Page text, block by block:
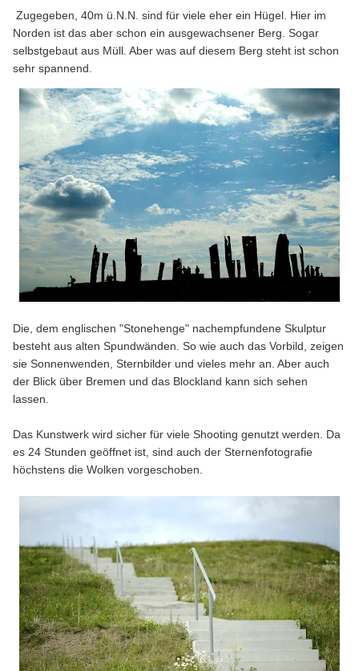
Zugegeben, 40m ü.N.N. sind für viele eher ein Hügel. Hier im
Norden ist das aber schon ein ausgewachsener Berg. Sogar
selbstgebaut aus Müll. Aber was auf diesem Berg steht ist schon
sehr spannend.
Die, dem englischen "Stonehenge" nachempfundene Skulptur
besteht aus alten Spundwänden. So wie auch das Vorbild, zeigen
sie Sonnenwenden, Sternbilder und vieles mehr an. Aber auch
der Blick über Bremen und das Blockland kann sich sehen
lassen.
Das Kunstwerk wird sicher für viele Shooting genutzt werden. Da
es 24 Stunden geöffnet ist, sind auch der Sternenfotografie
höchstens die Wolken vorgeschoben.